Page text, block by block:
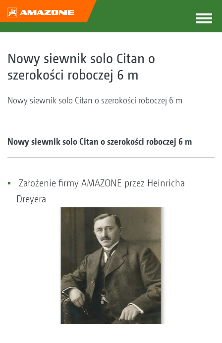
Nowy siewnik solo Citan o
szerokości roboczej 6 m
Nowy siewnik solo Citan o szerokości roboczej 6 m
Nowy siewnik solo Citan o szerokości roboczej 6 m
Założenie firmy AMAZONE przez Heinricha
Dreyera